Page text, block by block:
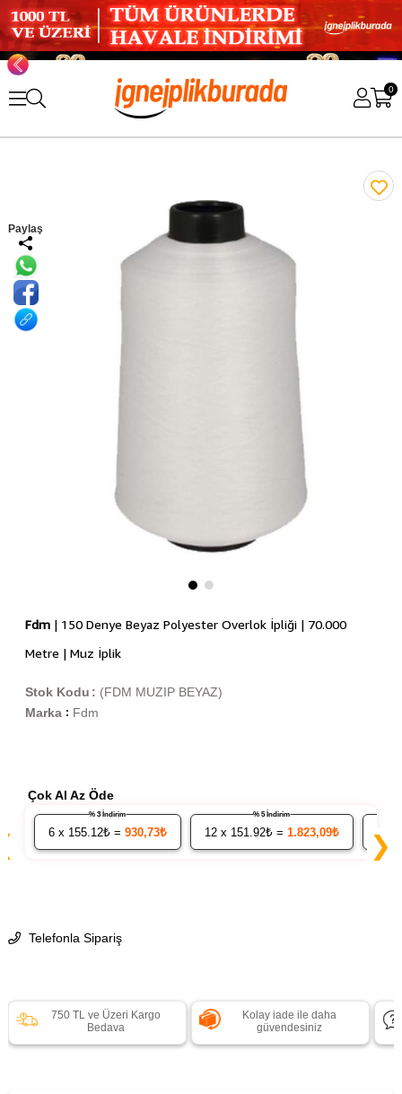
0
Paylaş
Fdm| 150 Denye Beyaz Polyester Overlok İpliği | 70.000
Metre | Muz İplik
(FDM MUZIP BEYAZ)
Stok Kodu
Marka : Fdm
Çok Al Az Öde
6x 155.12₺ = 930,73₺
% 3 İndirim
12x 151.92₺ = 1.823,09₺
% 5 İndirim
24
❯
Telefonla Sipariş
750 TL ve Üzeri Kargo
Bedava
Kolay iade ile daha
güvendesiniz